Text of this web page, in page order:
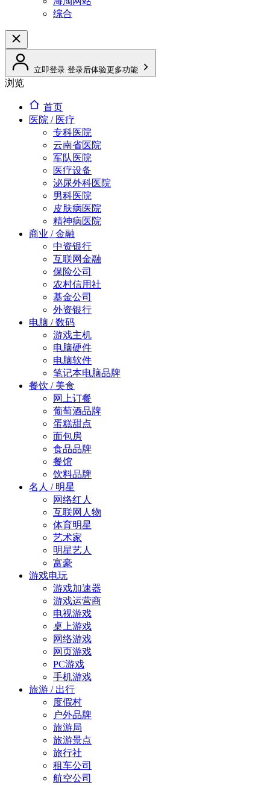
综合
立即登录 登录后体验更多功能
浏览
首页
医院 / 医疗
专科医院
云南省医院
军队医院
医疗设备
泌尿外科医院
男科医院
皮肤病医院
精神病医院
商业 / 金融
中资银行
互联网金融
保险公司
农村信用社
基金公司
外资银行
电脑 / 数码
游戏主机
电脑硬件
电脑软件
笔记本电脑品牌
餐饮 / 美食
网上订餐
葡萄酒品牌
蛋糕甜点
面包房
食品品牌
餐馆
饮料品牌
名人 / 明星
网络红人
互联网人物
体育明星
艺术家
明星艺人
富豪
游戏电玩
游戏加速器
游戏运营商
电视游戏
桌上游戏
网络游戏
网页游戏
PC游戏
手机游戏
旅游 / 出行
度假村
户外品牌
旅游局
旅游景点
旅行社
租车公司
航空公司